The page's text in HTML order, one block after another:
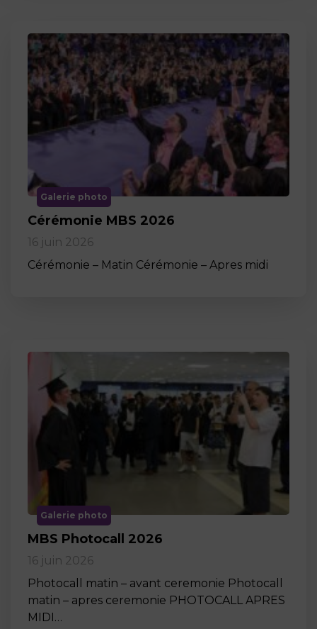
Galerie photo
Cérémonie MBS 2026
16 juin 2026
Cérémonie – Matin Cérémonie – Apres midi
Galerie photo
MBS Photocall 2026
16 juin 2026
Photocall matin – avant ceremonie Photocall
matin – apres ceremonie PHOTOCALL APRES
MIDI…